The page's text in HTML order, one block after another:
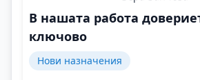
В нашата работа
ключово
Нови назначения